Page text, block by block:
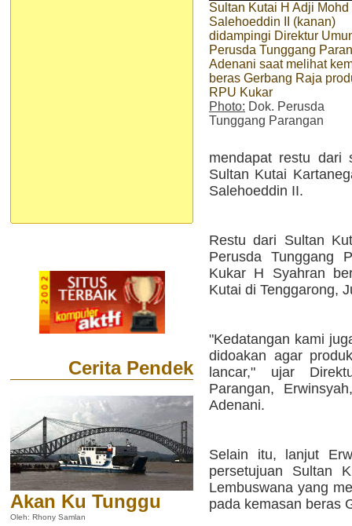
Cerita Pendek
Akan Ku Tunggu
Oleh: Rhony Samlan
Sultan Kutai H Adji Mohd
Salehoeddin II (kanan)
didampingi Direktur
Perusda Tunggang
Adenani saat melihat
beras Gerbang Raja
RPU Kukar
Photo: Dok. Perusda
Tunggang Parangan
mendapat restu dari
Sultan Kutai
Salehoeddin II.
Restu dari Sultan
Perusda Tunggang
Kukar H Syahran
Kutai di Tenggarong,
"Kedatangan kami
didoakan agar
lancar," ujar
Parangan,
Adenani.
Selain itu, lanjut
persetujuan Sultan
Lembuswana yang
pada kemasan beras